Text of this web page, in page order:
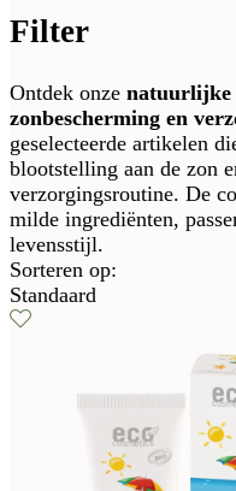
Filter
Ontdek onze natuurlijke
zonbescherming en
geselecteerde artikelen
blootstelling aan de zon
verzorgingsroutine. De
milde ingrediënten,
levensstijl.
Sorteren op:
Standaard